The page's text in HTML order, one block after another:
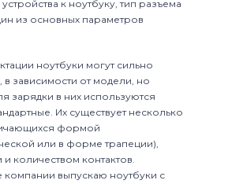
к ноутбуку, тип разъема
из основных параметров
ноутбуки могут сильно
в зависимости от модели, но
зарядки в них используются
Их существует несколько
формой
или в форме трапеции),
количеством контактов.
компании выпускаю ноутбуки с